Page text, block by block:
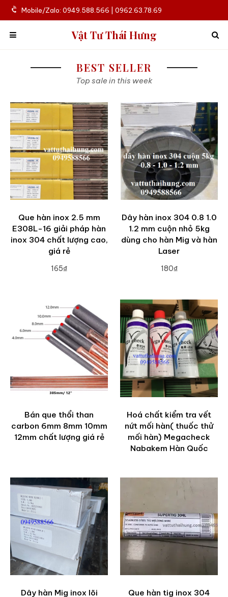
Mobile/Zalo: 0949.588.566 | 0962.63.78.69
Vật Tư Thái Hưng
BEST SELLER
Top sale in this week
Que hàn inox 2.5 mm
E308L-16 giải pháp hàn
inox 304 chất lượng cao,
giá rẻ
165₫
Dây hàn inox 304 0.8 1.0
1.2 mm cuộn nhỏ 5kg
dùng cho hàn Mig và hàn
Laser
180₫
Bán que thổi than
carbon 6mm 8mm 10mm
12mm chất lượng giá rẻ
Hoá chất kiểm tra vết
nứt mối hàn( thuốc thử
mối hàn) Megacheck
Nabakem Hàn Quốc
Dây hàn Mig inox lõi
Que hàn tig inox 304